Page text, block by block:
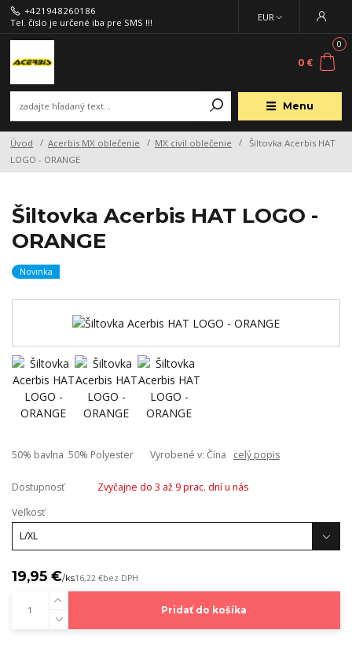
Menu
EUR
+421948260186
Tel. číslo je určené iba pre SMS !!!
0
0 €
Úvod Acerbis MX oblečenie MX civil oblečenie
Šiltovka Acerbis HAT
LOGO - ORANGE
Šiltovka Acerbis HAT LOGO -
ORANGE
Novinka
50% bavlna 50% Polyester Vyrobené v: Čína celý popis
Dostupnosť
Zvyčajne do 3 až 9 prac. dní u nás
Veľkosť
19,95 €/ks16,22 €bez DPH
Pridať do košíka